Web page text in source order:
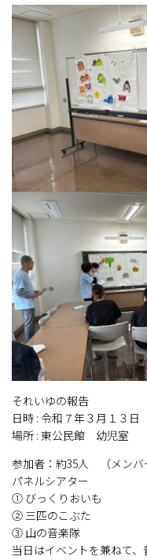
それいゆの報告
日時 : 令和７年３月１３日
場所 : 東公民館 幼児室
参加者：約35人 （メンバ
パネルシアター
① びっくりおいも
② 三匹のこぶた
③ 山の音楽隊
当日はイベントを兼ねて、